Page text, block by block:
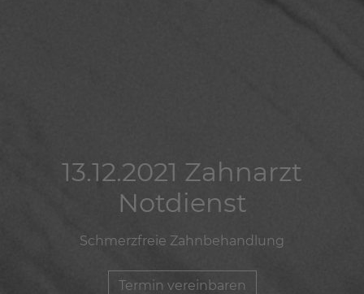
13.12.2021 Zahnarzt
Notdienst
Schmerzfreie Zahnbehandlung
Termin vereinbaren
13.12.2021 Zahnarzt
Notdienst
Schmerzfreie Zahnbehandlung
Termin vereinbaren
13.12.2021 Zahnarzt
Notdienst
Schmerzfreie Zahnbehandlung
Termin vereinbaren